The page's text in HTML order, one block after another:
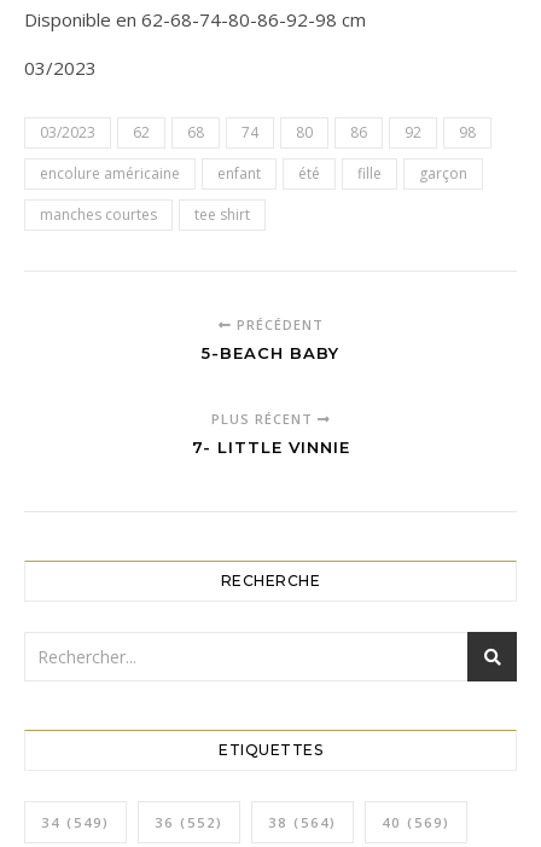
Disponible en 62-68-74-80-86-92-98 cm
03/2023
03/2023 62 68 74 80 86 92
98
encolure américaine
enfant été fille
garçon
manches courtes
tee shirt
PRÉCÉDENT
5-BEACH BABY
PLUS RÉCENT
7- LITTLE VINNIE
RECHERCHE
ETIQUETTES
34 (549) 36 (552) 38 (564) 40 (569)